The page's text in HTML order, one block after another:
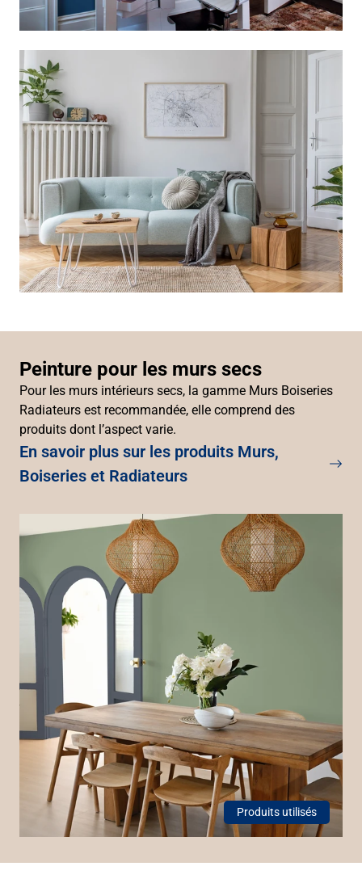
Peinture pour les murs secs
Pour les murs intérieurs secs, la gamme Murs Boiseries
Radiateurs est recommandée, elle comprend des
produits dont l’aspect varie.
En savoir plus sur les produits Murs,
Boiseries et Radiateurs
Produits utilisés